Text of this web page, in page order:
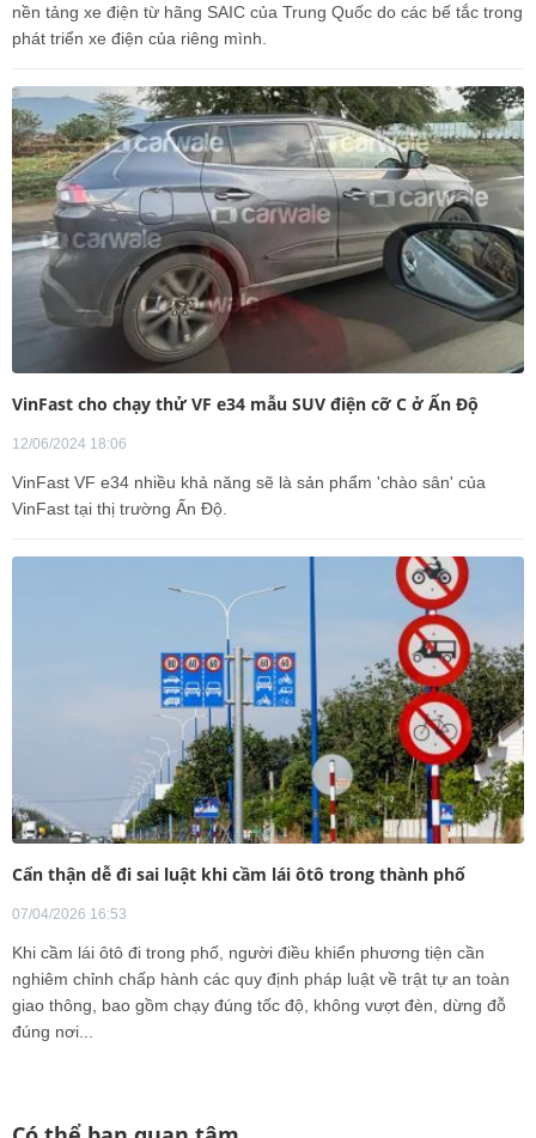
nền tảng xe điện từ hãng SAIC của Trung Quốc do các bế tắc trong
phát triển xe điện của riêng mình.
VinFast cho chạy thử VF e34 mẫu SUV điện cỡ C ở Ấn Độ
12/06/2024 18:06
VinFast VF e34 nhiều khả năng sẽ là sản phẩm 'chào sân' của
VinFast tại thị trường Ấn Độ.
Cẩn thận dễ đi sai luật khi cầm lái ôtô trong thành phố
07/04/2026 16:53
Khi cầm lái ôtô đi trong phố, người điều khiển phương tiện cần
nghiêm chỉnh chấp hành các quy định pháp luật về trật tự an toàn
giao thông, bao gồm chạy đúng tốc độ, không vượt đèn, dừng đỗ
đúng nơi...